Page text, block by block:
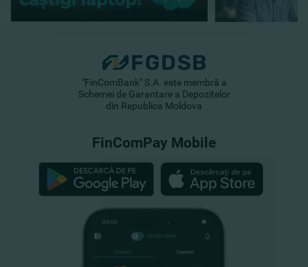
"FinComBank" S.A. este membră a
Schemei de Garantare a Depozitelor
din Republica Moldova
FinComPay Mobile